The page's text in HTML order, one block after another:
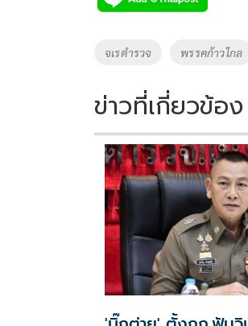
b
o
k
er y
Li
k
Tags
จเรตำรวจ พรรคก้าวไกล
ข่าวที่เกี่ยวข้อง